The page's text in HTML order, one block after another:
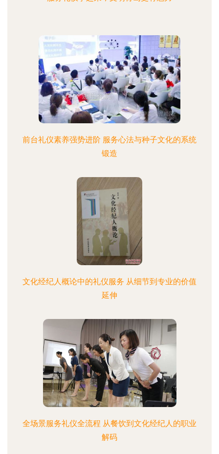
前台礼仪素养强势进阶 服务心法与种子文化的系统
锻造
文化经纪人概论中的礼仪服务 从细节到专业的价值
延伸
全场景服务礼仪全流程 从餐饮到文化经纪人的职业
解码